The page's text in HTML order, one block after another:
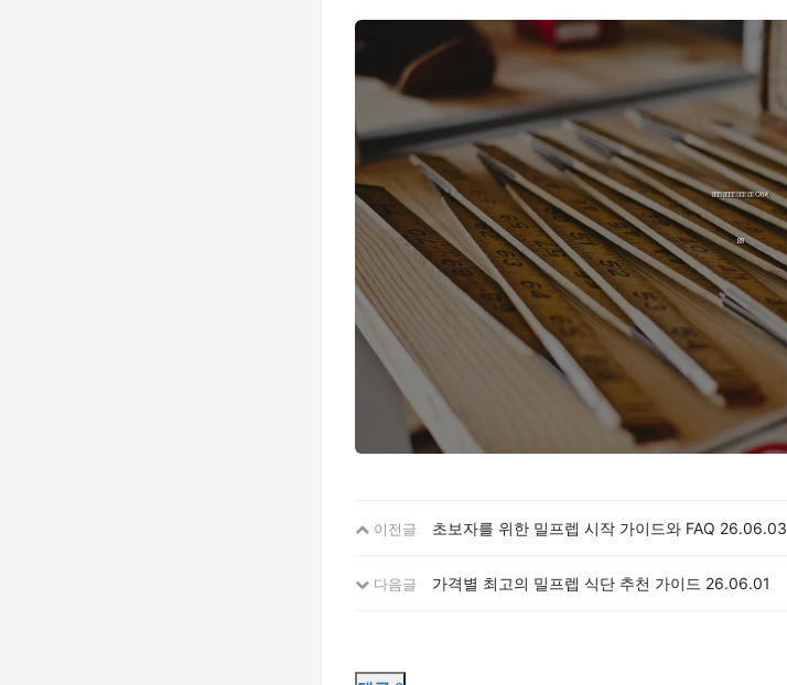
이전글 초보자를 위한 밀프렙 시작 가이드와 FAQ 26.06.03
다음글 가격별 최고의 밀프렙 식단 추천 가이드 26.06.01